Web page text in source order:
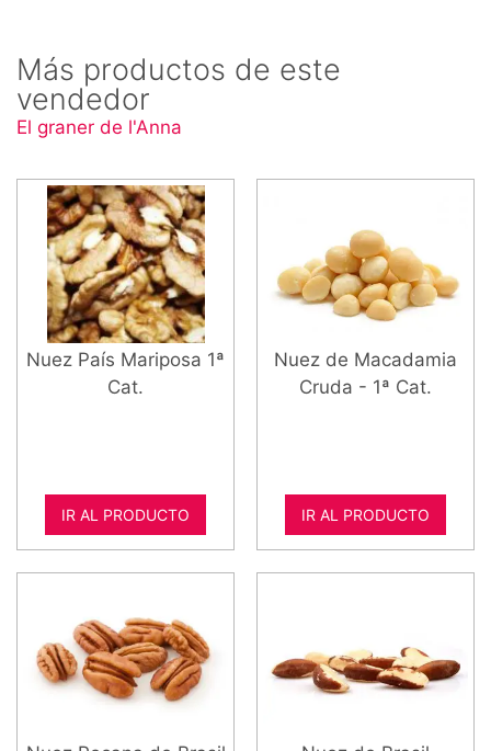
Más productos de este
vendedor
El graner de l'Anna
Nuez País Mariposa 1ª
Cat.
IR AL PRODUCTO
Nuez de Macadamia
Cruda - 1ª Cat.
IR AL PRODUCTO